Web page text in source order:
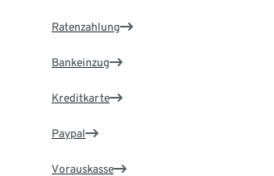
Ratenzahlung
Bankeinzug
Kreditkarte
Paypal
Vorauskasse